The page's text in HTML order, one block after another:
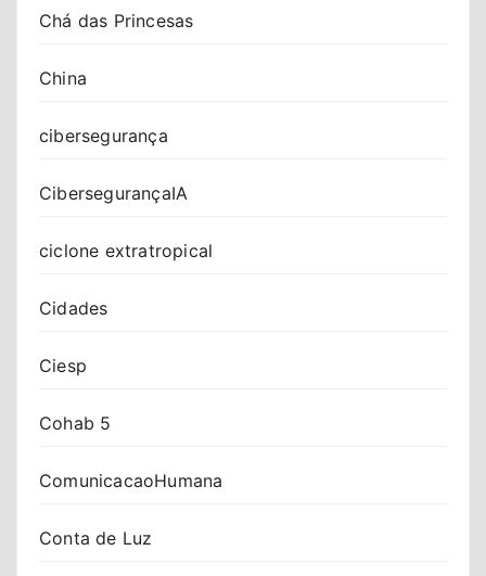
Chá das Princesas
China
cibersegurança
CibersegurançaIA
ciclone extratropical
Cidades
Ciesp
Cohab 5
ComunicacaoHumana
Conta de Luz